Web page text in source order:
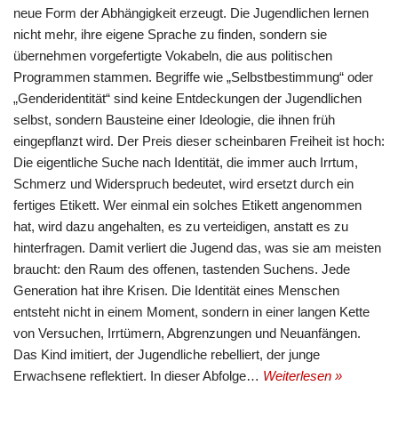
neue Form der Abhängigkeit erzeugt. Die Jugendlichen lernen
nicht mehr, ihre eigene Sprache zu finden, sondern sie
übernehmen vorgefertigte Vokabeln, die aus politischen
Programmen stammen. Begriffe wie „Selbstbestimmung“ oder
„Genderidentität“ sind keine Entdeckungen der Jugendlichen
selbst, sondern Bausteine einer Ideologie, die ihnen früh
eingepflanzt wird. Der Preis dieser scheinbaren Freiheit ist hoch:
Die eigentliche Suche nach Identität, die immer auch Irrtum,
Schmerz und Widerspruch bedeutet, wird ersetzt durch ein
fertiges Etikett. Wer einmal ein solches Etikett angenommen
hat, wird dazu angehalten, es zu verteidigen, anstatt es zu
hinterfragen. Damit verliert die Jugend das, was sie am meisten
braucht: den Raum des offenen, tastenden Suchens. Jede
Generation hat ihre Krisen. Die Identität eines Menschen
entsteht nicht in einem Moment, sondern in einer langen Kette
von Versuchen, Irrtümern, Abgrenzungen und Neuanfängen.
Das Kind imitiert, der Jugendliche rebelliert, der junge
Erwachsene reflektiert. In dieser Abfolge… Weiterlesen »